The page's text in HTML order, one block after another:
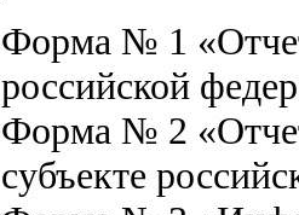
Форма № 1
российской
Форма № 2
субъекте